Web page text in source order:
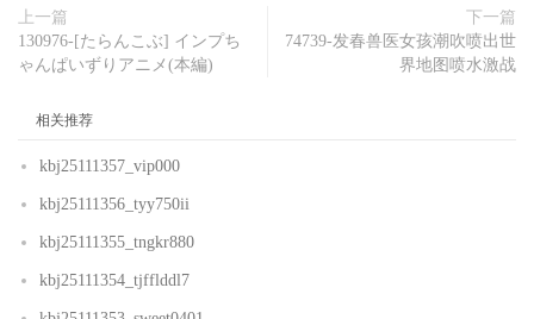
上一篇
130976-[たらんこぶ] インプち
ゃんぱいずりアニメ(本編)
下一篇
74739-发春兽医女孩潮吹喷出世
界地图喷水激战
相关推荐
kbj25111357_vip000
kbj25111356_tyy750ii
kbj25111355_tngkr880
kbj25111354_tjfflddl7